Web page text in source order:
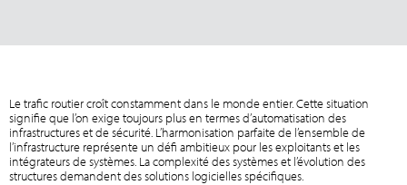
Le trafic routier croît constamment dans le monde entier. Cette situation
signifie que l’on exige toujours plus en termes d’automatisation des
infrastructures et de sécurité. L’harmonisation parfaite de l’ensemble de
l’infrastructure représente un défi ambitieux pour les exploitants et les
intégrateurs de systèmes. La complexité des systèmes et l’évolution des
structures demandent des solutions logicielles spécifiques.